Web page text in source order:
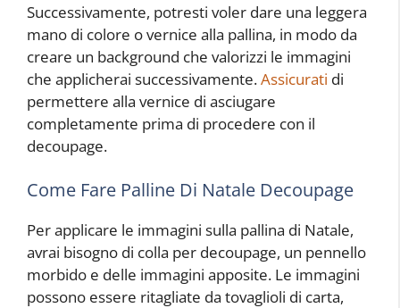
Successivamente, potresti voler dare una leggera
mano di colore o vernice alla pallina, in modo da
creare un background che valorizzi le immagini
che applicherai successivamente.Assicurati di
permettere alla vernice di asciugare
completamente prima di procedere con il
decoupage.
Come Fare Palline Di Natale Decoupage
Per applicare le immagini sulla pallina di Natale,
avrai bisogno di colla per decoupage, un pennello
morbido e delle immagini apposite. Le immagini
possono essere ritagliate da tovaglioli di carta,